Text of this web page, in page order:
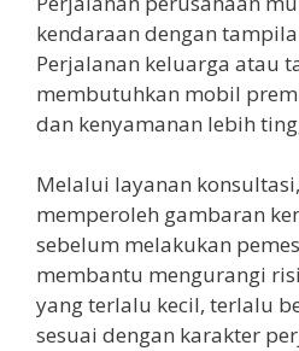
kendaraan dengan
Perjalanan keluarga atau
membutuhkan mobil
dan kenyamanan lebih
Melalui layanan
memperoleh gambaran
sebelum melakukan
membantu mengurangi
yang terlalu kecil, terlalu
sesuai dengan karakter